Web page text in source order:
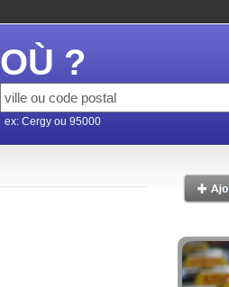
OÙ ?
ex: Cergy ou 95000